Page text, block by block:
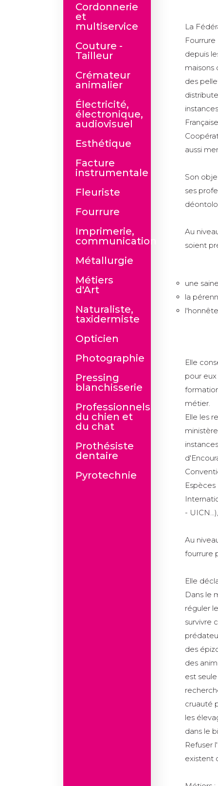
Cordonnerie
et
multiservice
Couture -
Tailleur
Crémateur
animalier
Électricité,
électronique,
audiovisuel
Esthétique
Facture
instrumentale
Fleuriste
Fourrure
Imprimerie,
communication
Métallurgie
Métiers
d'Art
Naturaliste,
taxidermiste
Opticien
Photographie
Pressing
blanchisserie
Professionnels
du chien et
du chat
Prothésiste
dentaire
Pyrotechnie
La
depuis
maisons
des
aussi
Son
ses
Au
soient
une
la
Elle
pour
métier.
Elle les
-
Au
fourrure
Elle
Dans le
réguler
survivre
des
des
est
cruauté
les
dans le
Refuser
existent